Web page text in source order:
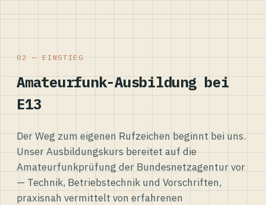
02 — EINSTIEG
Amateurfunk-Ausbildung bei
E13
Der Weg zum eigenen Rufzeichen beginnt bei uns.
Unser Ausbildungskurs bereitet auf die
Amateurfunkprüfung der Bundesnetzagentur vor
— Technik, Betriebstechnik und Vorschriften,
praxisnah vermittelt von erfahrenen